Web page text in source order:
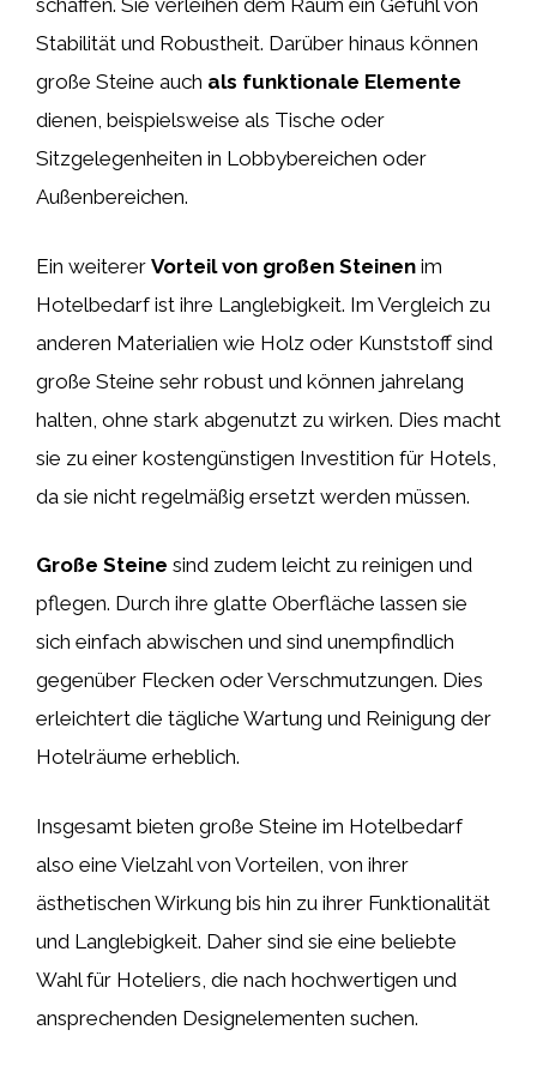
schaffen. Sie verleihen dem Raum ein Gefühl von
Stabilität und Robustheit. Darüber hinaus können
große Steine auch als funktionale Elemente
dienen, beispielsweise als Tische oder
Sitzgelegenheiten in Lobbybereichen oder
Außenbereichen.
Ein weiterer Vorteil von großen Steinen im
Hotelbedarf ist ihre Langlebigkeit. Im Vergleich zu
anderen Materialien wie Holz oder Kunststoff sind
große Steine sehr robust und können jahrelang
halten, ohne stark abgenutzt zu wirken. Dies macht
sie zu einer kostengünstigen Investition für Hotels,
da sie nicht regelmäßig ersetzt werden müssen.
Große Steine sind zudem leicht zu reinigen und
pflegen. Durch ihre glatte Oberfläche lassen sie
sich einfach abwischen und sind unempfindlich
gegenüber Flecken oder Verschmutzungen. Dies
erleichtert die tägliche Wartung und Reinigung der
Hotelräume erheblich.
Insgesamt bieten große Steine im Hotelbedarf
also eine Vielzahl von Vorteilen, von ihrer
ästhetischen Wirkung bis hin zu ihrer Funktionalität
und Langlebigkeit. Daher sind sie eine beliebte
Wahl für Hoteliers, die nach hochwertigen und
ansprechenden Designelementen suchen.